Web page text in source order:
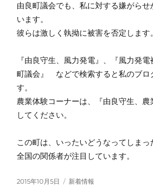
由良町議会でも、私に対する嫌がらせ
います。
彼らは激しく執拗に被害を否定します。
『由良守生、風力発電』、『風力発
町議会』 などで検索すると私のブロ
す。
農業体験コーナーは、『由良守生、農
してください。
この町は、いったいどうなってしまっ
全国の関係者が注目しています。
投
2015年10月5日
カ
新着情報